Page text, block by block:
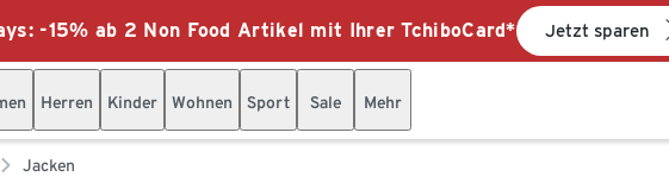
-15% ab 2 Non Food Artikel mit Ihrer TchiboCard* Jetzt sparen
Herren Kinder Wohnen Sport Sale Mehr
Jacken